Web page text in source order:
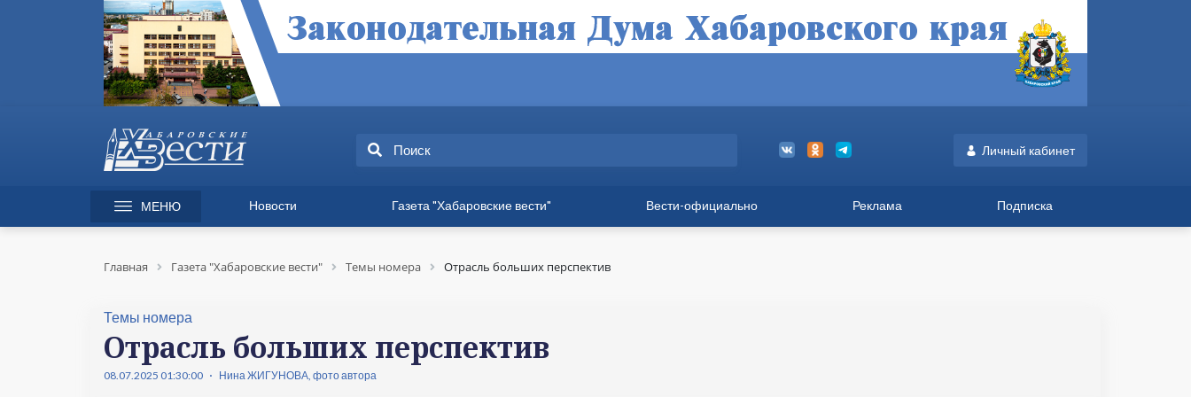
Личный кабинет
МЕНЮ Новости
Происшествия
Общество
Политика
Экономика
Газета "Хабаровские вести"
Экономика
Информация для хабаровчан
Горячая линия
Вести-официально Реклама Подписка
Главная Газета "Хабаровские вести" Темы номера Отрасль больших перспектив
Темы номера
Отрасль больших перспектив
08.07.2025 01:30:00 Нина ЖИГУНОВА, фото автора